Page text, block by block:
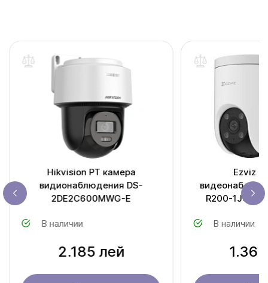
Hikvision PT камера
видионаблюдения DS-
2DE2C600MWG-E
В наличии
2.185 лей
Ezviz
R200-
В наличии